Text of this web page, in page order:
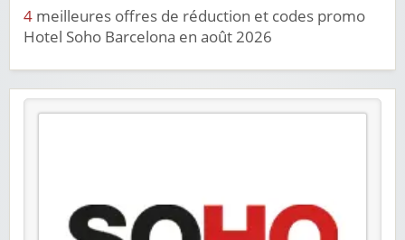
4 meilleures offres de réduction et codes promo
Hotel Soho Barcelona en août 2026